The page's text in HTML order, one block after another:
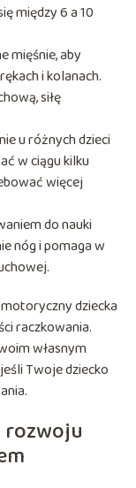
między 6 a 10
mięśnie, aby
i kolanach.
siłę
u różnych dzieci
w ciągu kilku
więcej
do nauki
nóg i pomaga w
dziecka
raczkowania.
własnym
Twoje dziecko
rozwoju